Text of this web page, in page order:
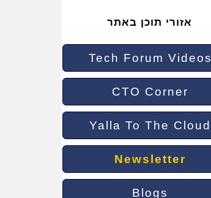
אזורי תוכן באתר
Tech Forum Videos
CTO Corner
Yalla To The Cloud
Newsletter
Blogs